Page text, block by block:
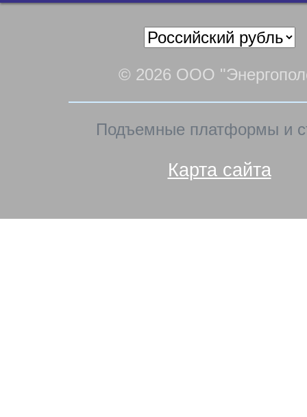
© 2026 ООО
Подъемные платформы и
Карта сайта